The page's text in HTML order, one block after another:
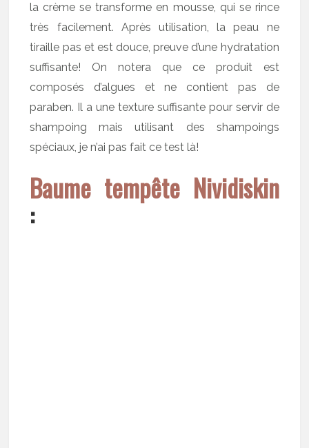
la crème se transforme en mousse, qui se rince
très facilement. Après utilisation, la peau ne
tiraille pas et est douce, preuve d’une hydratation
suffisante! On notera que ce produit est
composés d’algues et ne contient pas de
paraben. Il a une texture suffisante pour servir de
shampoing mais utilisant des shampoings
spéciaux, je n’ai pas fait ce test là!
Baume tempête Nividiskin
: